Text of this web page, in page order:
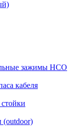
зажимы НСО
кабеля
(outdoor)